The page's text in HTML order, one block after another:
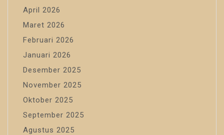
April 2026
Maret 2026
Februari 2026
Januari 2026
Desember 2025
November 2025
Oktober 2025
September 2025
Agustus 2025